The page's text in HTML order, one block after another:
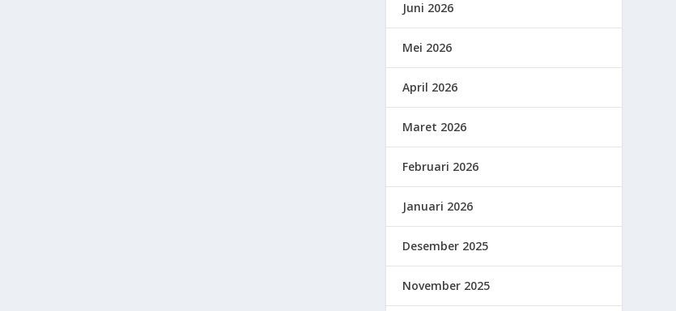
Juni 2026
Mei 2026
April 2026
Maret 2026
Februari 2026
Januari 2026
Desember 2025
November 2025